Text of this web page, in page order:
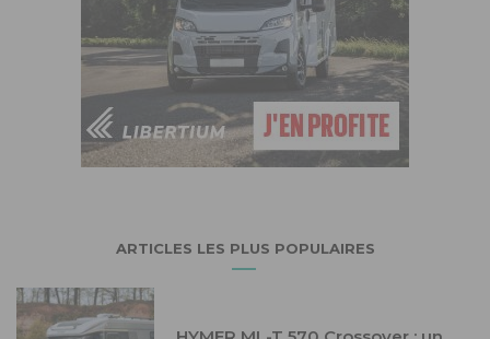
ARTICLES LES PLUS POPULAIRES